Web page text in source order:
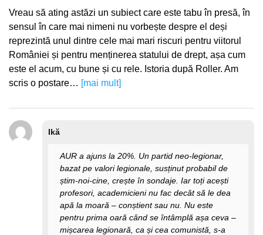
Vreau să ating astăzi un subiect care este tabu în presă, în
sensul în care mai nimeni nu vorbește despre el deși
reprezintă unul dintre cele mai mari riscuri pentru viitorul
României și pentru menținerea statului de drept, așa cum
este el acum, cu bune și cu rele. Istoria după Roller. Am
scris o postare… [mai mult]
Ikă
AUR a ajuns la 20%. Un partid neo-legionar,
bazat pe valori legionale, susținut probabil de
știm-noi-cine, crește în sondaje. Iar toți acești
profesori, academicieni nu fac decât să le dea
apă la moară – conștient sau nu. Nu este
pentru prima oară când se întâmplă așa ceva –
mișcarea legionară, ca și cea comunistă, s-a